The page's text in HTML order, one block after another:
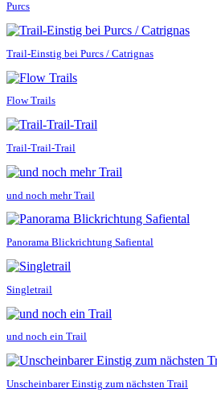
Purcs
Trail-Einstig bei Purcs / Catrignas
Flow Trails
Trail-Trail-Trail
und noch mehr Trail
Panorama Blickrichtung Safiental
Singletrail
und noch ein Trail
Unscheinbarer Einstig zum nächsten Trail